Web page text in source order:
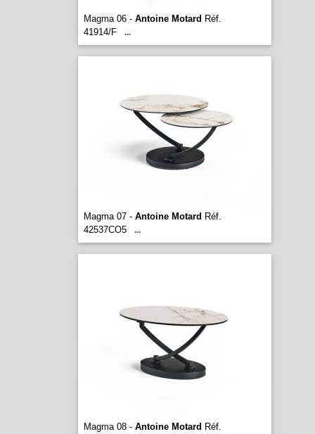
Magma 06 - Antoine Motard Réf.
41914/F
...
Magma 07 - Antoine Motard Réf.
42537CO5
...
Magma 08 - Antoine Motard Réf.